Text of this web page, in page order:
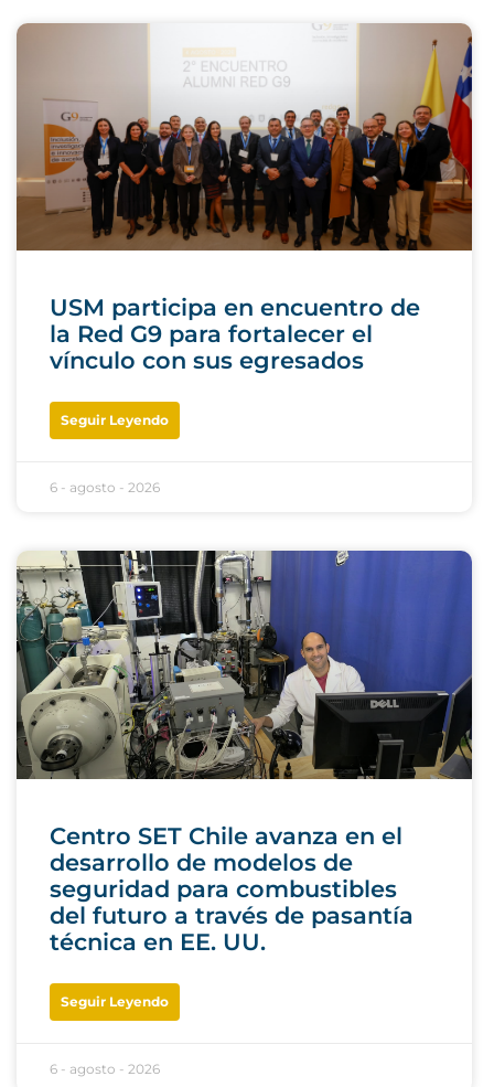
USM participa en encuentro de
la Red G9 para fortalecer el
vínculo con sus egresados
Seguir Leyendo
6 - agosto - 2026
Centro SET Chile avanza en el
desarrollo de modelos de
seguridad para combustibles
del futuro a través de pasantía
técnica en EE. UU.
Seguir Leyendo
6 - agosto - 2026